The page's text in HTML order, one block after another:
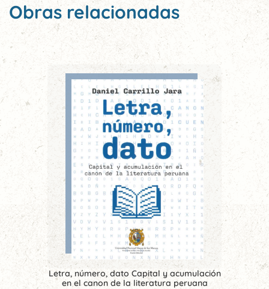
Obras relacionadas
Letra, número, dato Capital y acumulación
en el canon de la literatura peruana